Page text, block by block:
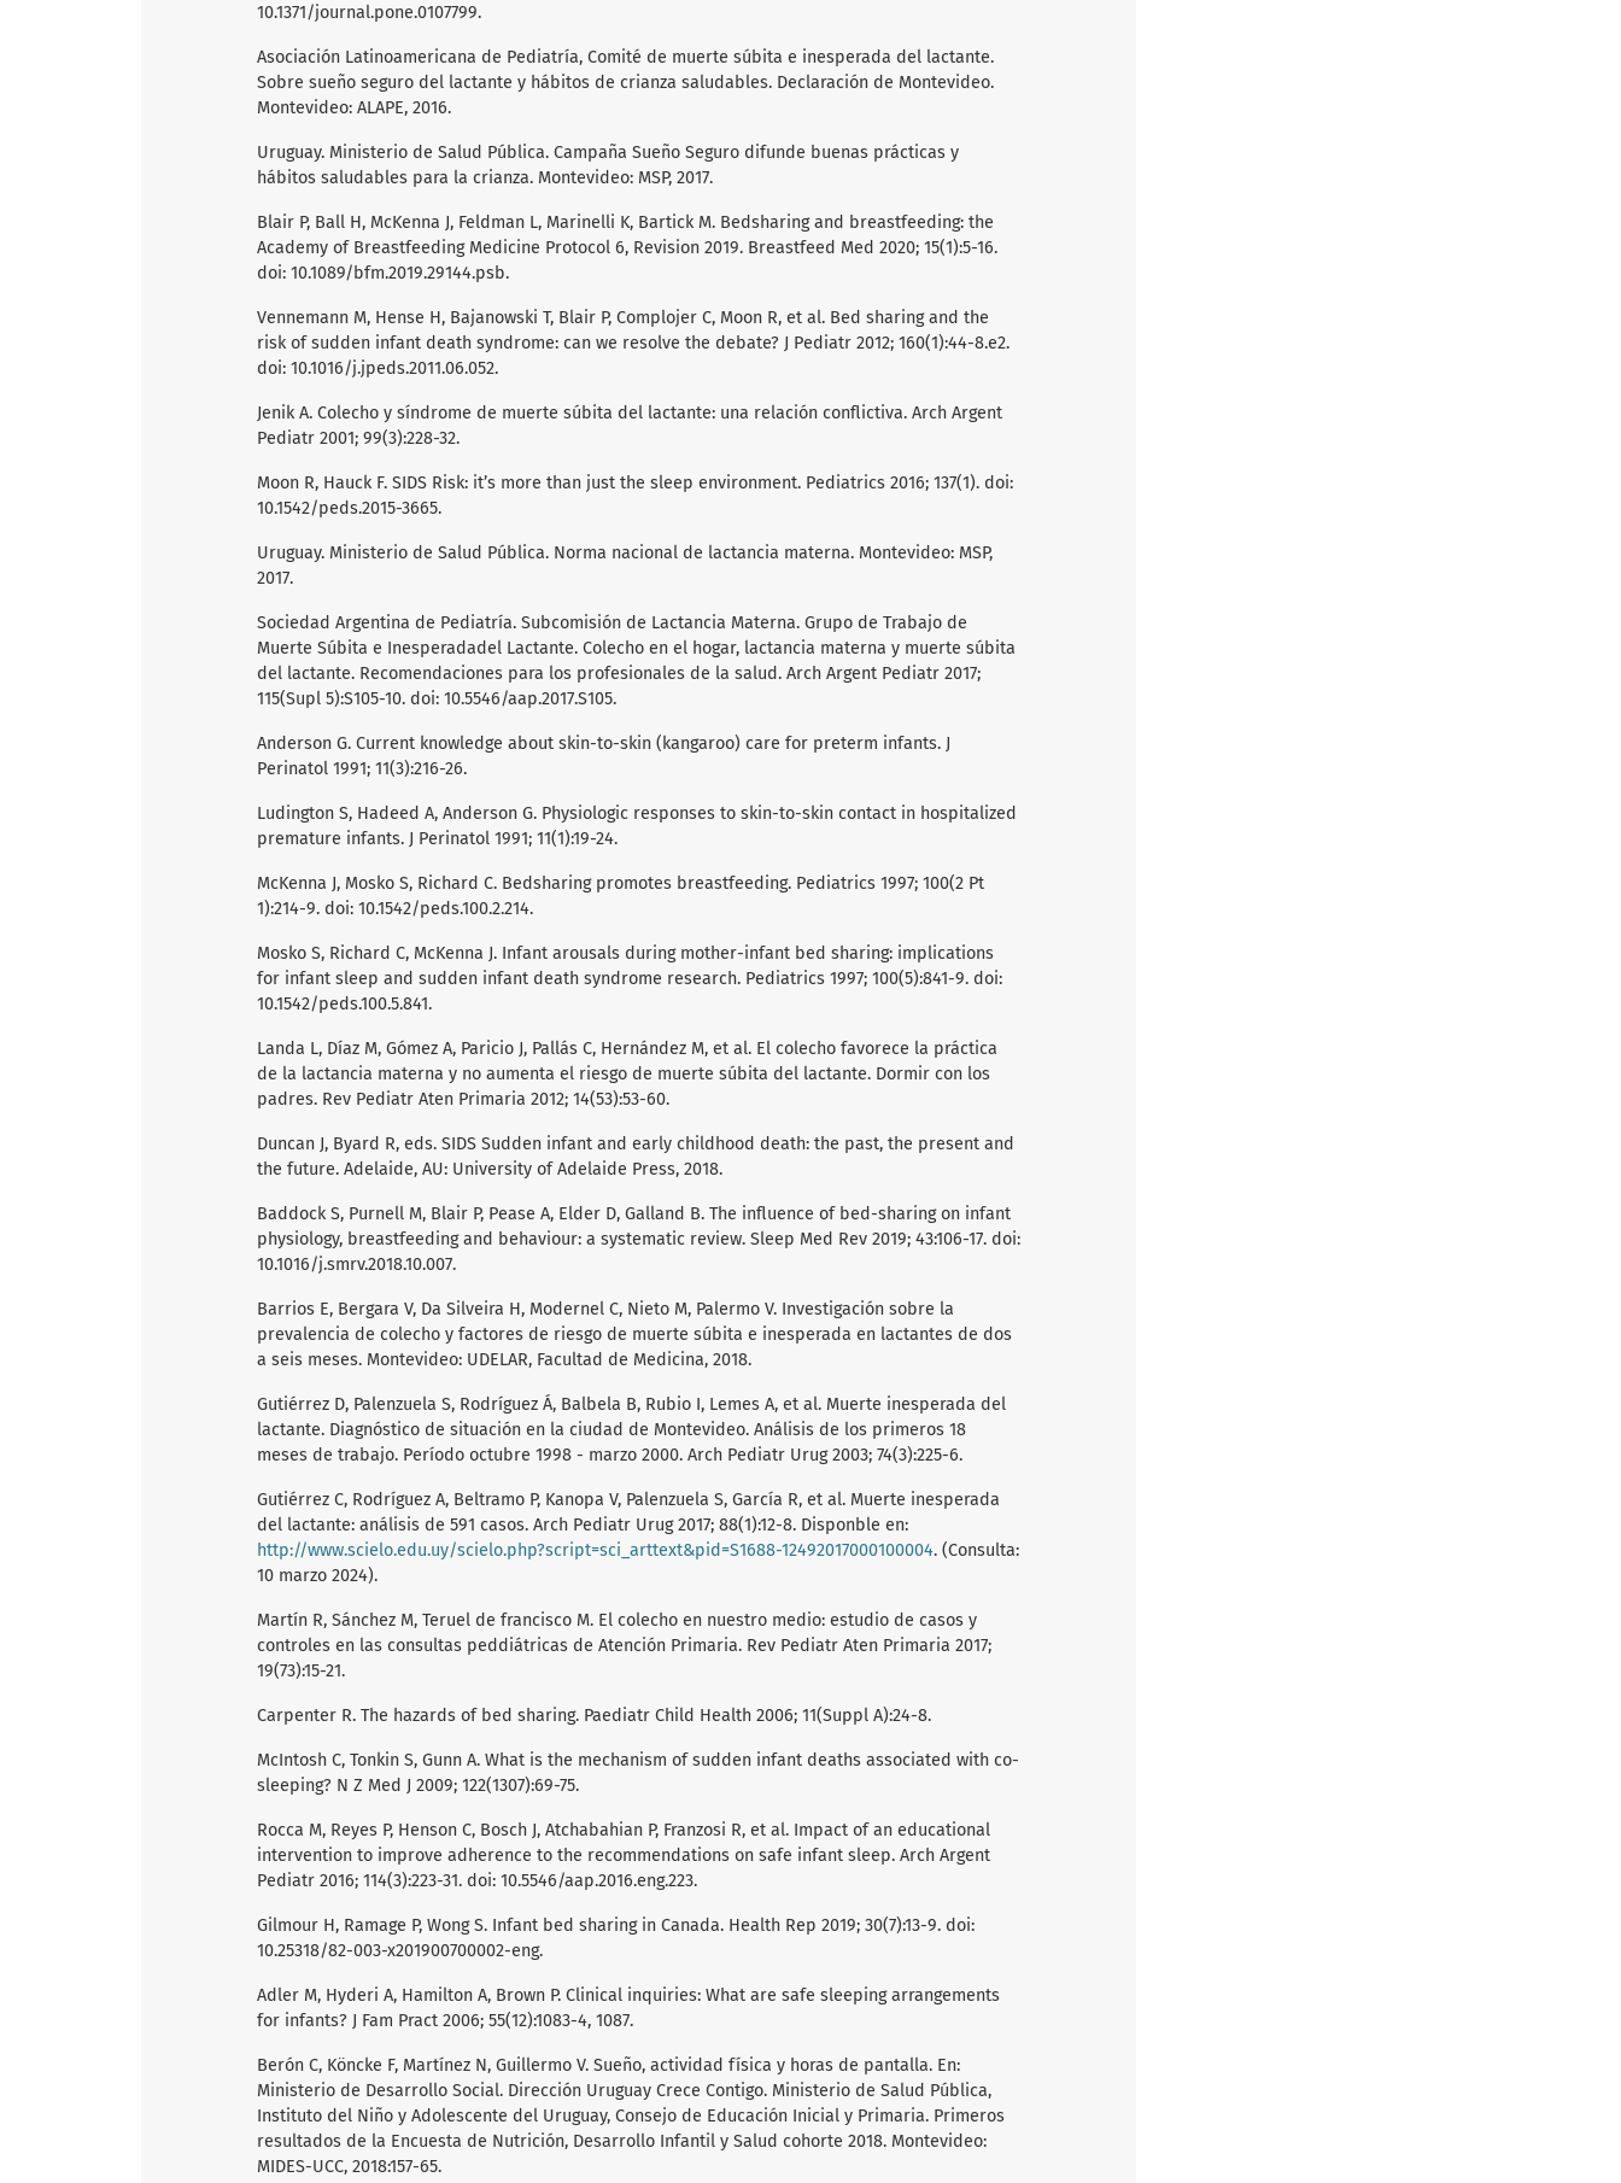
10.1371/journal.pone.0107799.
Asociación Latinoamericana de Pediatría, Comité de muerte súbita e inesperada del lactante.
Sobre sueño seguro del lactante y hábitos de crianza saludables. Declaración de Montevideo.
Montevideo: ALAPE, 2016.
Uruguay. Ministerio de Salud Pública. Campaña Sueño Seguro difunde buenas prácticas y
hábitos saludables para la crianza. Montevideo: MSP, 2017.
Blair P, Ball H, McKenna J, Feldman L, Marinelli K, Bartick M. Bedsharing and breastfeeding: the
Academy of Breastfeeding Medicine Protocol 6, Revision 2019. Breastfeed Med 2020; 15(1):5-16.
doi: 10.1089/bfm.2019.29144.psb.
Vennemann M, Hense H, Bajanowski T, Blair P, Complojer C, Moon R, et al. Bed sharing and the
risk of sudden infant death syndrome: can we resolve the debate? J Pediatr 2012; 160(1):44-8.e2.
doi: 10.1016/j.jpeds.2011.06.052.
Jenik A. Colecho y síndrome de muerte súbita del lactante: una relación conflictiva. Arch Argent
Pediatr 2001; 99(3):228-32.
Moon R, Hauck F. SIDS Risk: it’s more than just the sleep environment. Pediatrics 2016; 137(1). doi:
10.1542/peds.2015-3665.
Uruguay. Ministerio de Salud Pública. Norma nacional de lactancia materna. Montevideo: MSP,
2017.
Sociedad Argentina de Pediatría. Subcomisión de Lactancia Materna. Grupo de Trabajo de
Muerte Súbita e Inesperadadel Lactante. Colecho en el hogar, lactancia materna y muerte súbita
del lactante. Recomendaciones para los profesionales de la salud. Arch Argent Pediatr 2017;
115(Supl 5):S105-10. doi: 10.5546/aap.2017.S105.
Anderson G. Current knowledge about skin-to-skin (kangaroo) care for preterm infants. J
Perinatol 1991; 11(3):216-26.
Ludington S, Hadeed A, Anderson G. Physiologic responses to skin-to-skin contact in hospitalized
premature infants. J Perinatol 1991; 11(1):19-24.
McKenna J, Mosko S, Richard C. Bedsharing promotes breastfeeding. Pediatrics 1997; 100(2 Pt
1):214-9. doi: 10.1542/peds.100.2.214.
Mosko S, Richard C, McKenna J. Infant arousals during mother-infant bed sharing: implications
for infant sleep and sudden infant death syndrome research. Pediatrics 1997; 100(5):841-9. doi:
10.1542/peds.100.5.841.
Landa L, Díaz M, Gómez A, Paricio J, Pallás C, Hernández M, et al. El colecho favorece la práctica
de la lactancia materna y no aumenta el riesgo de muerte súbita del lactante. Dormir con los
padres. Rev Pediatr Aten Primaria 2012; 14(53):53-60.
Duncan J, Byard R, eds. SIDS Sudden infant and early childhood death: the past, the present and
the future. Adelaide, AU: University of Adelaide Press, 2018.
Baddock S, Purnell M, Blair P, Pease A, Elder D, Galland B. The influence of bed-sharing on infant
physiology, breastfeeding and behaviour: a systematic review. Sleep Med Rev 2019; 43:106-17. doi:
10.1016/j.smrv.2018.10.007.
Barrios E, Bergara V, Da Silveira H, Modernel C, Nieto M, Palermo V. Investigación sobre la
prevalencia de colecho y factores de riesgo de muerte súbita e inesperada en lactantes de dos
a seis meses. Montevideo: UDELAR, Facultad de Medicina, 2018.
Gutiérrez D, Palenzuela S, Rodríguez Á, Balbela B, Rubio I, Lemes A, et al. Muerte inesperada del
lactante. Diagnóstico de situación en la ciudad de Montevideo. Análisis de los primeros 18
meses de trabajo. Período octubre 1998 - marzo 2000. Arch Pediatr Urug 2003; 74(3):225-6.
Gutiérrez C, Rodríguez A, Beltramo P, Kanopa V, Palenzuela S, García R, et al. Muerte inesperada
del lactante: análisis de 591 casos. Arch Pediatr Urug 2017; 88(1):12-8. Disponble en:
http://www.scielo.edu.uy/scielo.php?script=sci_arttext&pid=S1688-12492017000100004. (Consulta:
10 marzo 2024).
Martín R, Sánchez M, Teruel de francisco M. El colecho en nuestro medio: estudio de casos y
controles en las consultas peddiátricas de Atención Primaria. Rev Pediatr Aten Primaria 2017;
19(73):15-21.
Carpenter R. The hazards of bed sharing. Paediatr Child Health 2006; 11(Suppl A):24-8.
McIntosh C, Tonkin S, Gunn A. What is the mechanism of sudden infant deaths associated with co-
sleeping? N Z Med J 2009; 122(1307):69-75.
Rocca M, Reyes P, Henson C, Bosch J, Atchabahian P, Franzosi R, et al. Impact of an educational
intervention to improve adherence to the recommendations on safe infant sleep. Arch Argent
Pediatr 2016; 114(3):223-31. doi: 10.5546/aap.2016.eng.223.
Gilmour H, Ramage P, Wong S. Infant bed sharing in Canada. Health Rep 2019; 30(7):13-9. doi:
10.25318/82-003-x201900700002-eng.
Adler M, Hyderi A, Hamilton A, Brown P. Clinical inquiries: What are safe sleeping arrangements
for infants? J Fam Pract 2006; 55(12):1083-4, 1087.
Berón C, Köncke F, Martínez N, Guillermo V. Sueño, actividad física y horas de pantalla. En:
Ministerio de Desarrollo Social. Dirección Uruguay Crece Contigo. Ministerio de Salud Pública,
Instituto del Niño y Adolescente del Uruguay, Consejo de Educación Inicial y Primaria. Primeros
resultados de la Encuesta de Nutrición, Desarrollo Infantil y Salud cohorte 2018. Montevideo:
MIDES-UCC, 2018:157-65.